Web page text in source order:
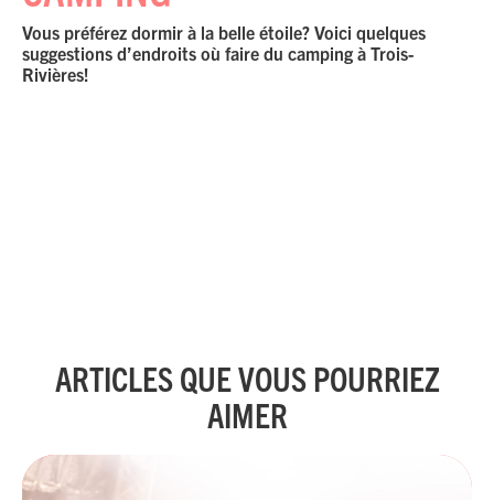
Vous préférez dormir à la belle étoile? Voici quelques
suggestions d’endroits où faire du camping à Trois-
Rivières!
ARTICLES QUE VOUS POURRIEZ
AIMER